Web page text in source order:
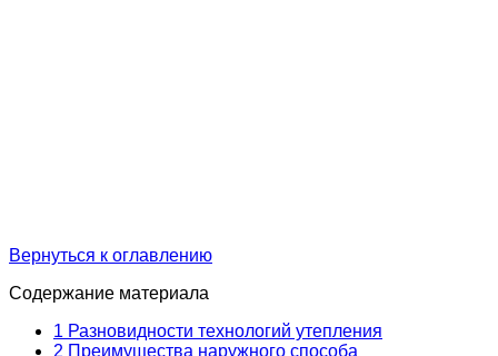
Вернуться к оглавлению
Содержание материала
1 Разновидности технологий утепления
2 Преимущества наружного способа